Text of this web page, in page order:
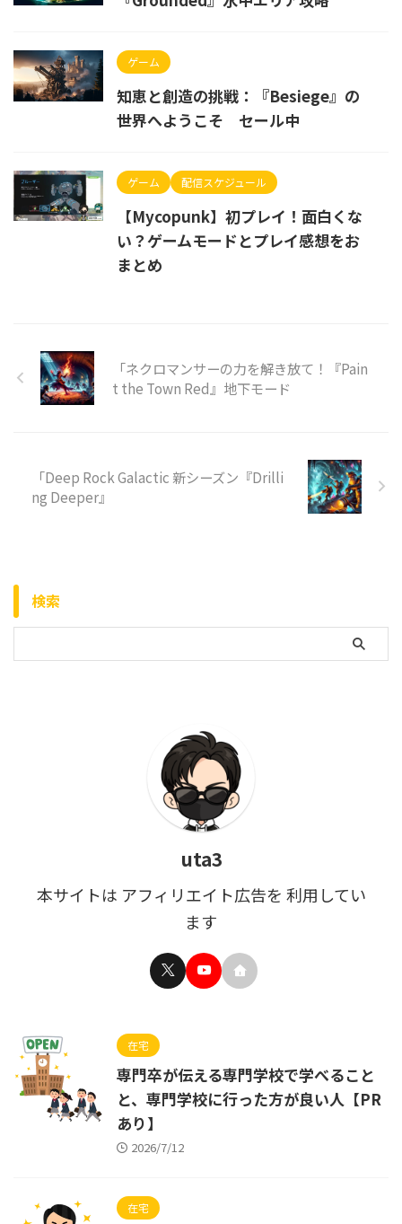
ゲーム
知恵と創造の挑戦：『Besiege』の
世界へようこそ セール中
ゲーム 配信スケジュール
【Mycopunk】初プレイ！面白くな
い？ゲームモードとプレイ感想をお
まとめ
「ネクロマンサーの力を解き放て！『Pain
t the Town Red』地下モード
「Deep Rock Galactic 新シーズン『Drilli
ng Deeper』
検索
uta3
本サイトは アフィリエイト広告を 利用してい
ます
在宅
専門卒が伝える専門学校で学べること
と、専門学校に行った方が良い人【PR
あり】
2026/7/12
在宅